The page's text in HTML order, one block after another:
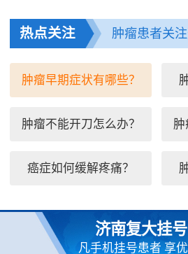
热点关注 肿瘤患者关
肿瘤早期症状有哪些？
肿瘤不能开刀怎么办？ 肿
癌症如何缓解疼痛？
济南复大挂
凡手机挂号患者 享